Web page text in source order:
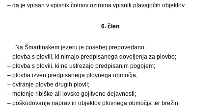
– da je vpisan v vpisnik čolnov oziroma vpisnik plavajočih objektov.
6. člen
Na Šmartinskem jezeru je posebej prepovedano:
– plovba s plovili, ki nimajo predpisanega dovoljenja za plovbo;
– plovba s plovili, ki ne ustrezajo predpisanim pogojem;
– plovba izven predpisanega plovnega območja;
– oviranje plovbe drugih plovil;
– motenje ribiške ali lovsko gojitvene dejavnosti;
– poškodovanje naprav in objektov plovnega območja ter brežin;